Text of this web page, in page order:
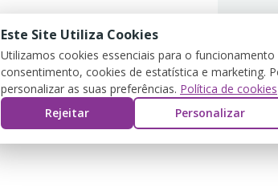
DETALLES DEL PRODUCTO
Este Site Utiliza Cookies
Utilizamos cookies essenciais para o
consentimento, cookies de estatística e marketing.
personalizar as suas preferências. Política de cookies
Rejeitar
Personalizar